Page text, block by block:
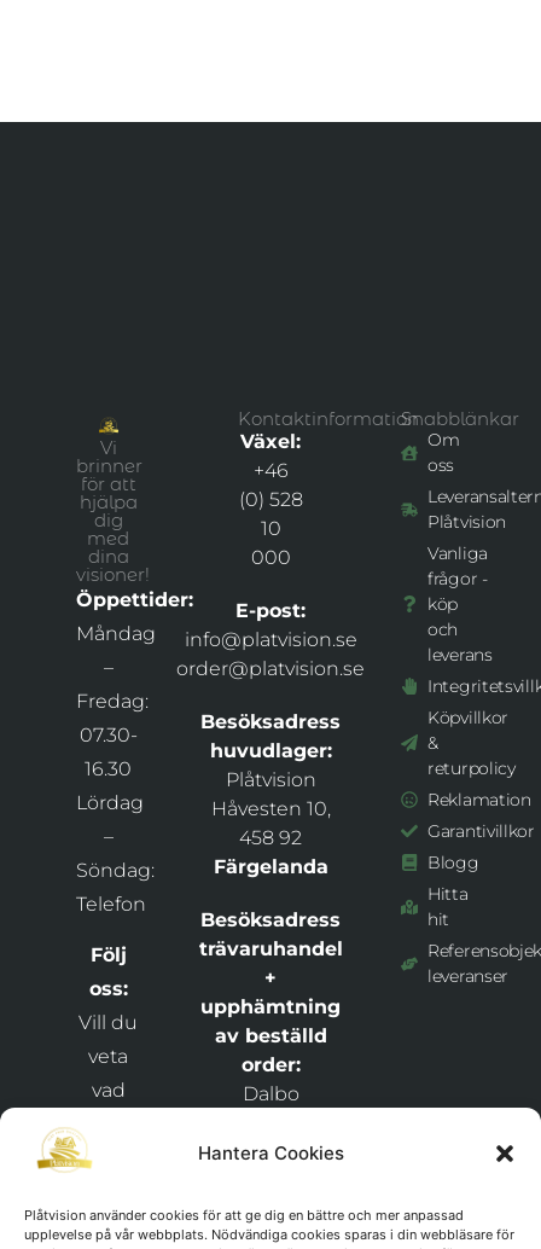
Hantera Cookies
Plåtvision använder cookies för att ge dig en bättre och mer anpassad
upplevelse på vår webbplats. Nödvändiga cookies sparas i din webbläsare för
Vi
brinner
för att
hjälpa
dig
med
dina
visioner!
Öppettider:
Måndag
–
Fredag:
07.30-
16.30
Lördag
–
Söndag:
Telefon
Följ
oss:
Vill du
veta
vad
händer
och
Kontaktinformation
Växel:
+46
(0) 528
10
000
E-post:
info@platvision.se
order@platvision.se
Besöksadress
huvudlager:
Plåtvision
Håvesten 10,
458 92
Färgelanda
Besöksadress
trävaruhandel
+
upphämtning
av beställd
order:
Dalbo
Plåtvision
46269
Frändefors
Snabblänkar
Om
oss
Plåtvision
Vanliga
frågor -
köp
och
leverans
Köpvillkor
&
returpolicy
Reklamation
Garantivillkor
Blogg
Hitta
hit
leveranser